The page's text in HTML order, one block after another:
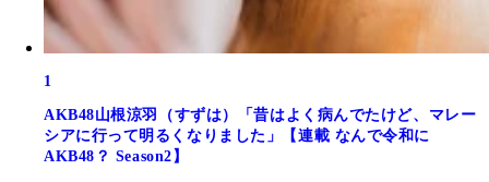
1
AKB48山根涼羽（すずは）「昔はよく病んでたけど、マレー
シアに行って明るくなりました」【連載 なんで令和に
AKB48？ Season2】